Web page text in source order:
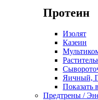
Протеин
Изолят
Казеин
Яичный,
Показать
Предтрены /